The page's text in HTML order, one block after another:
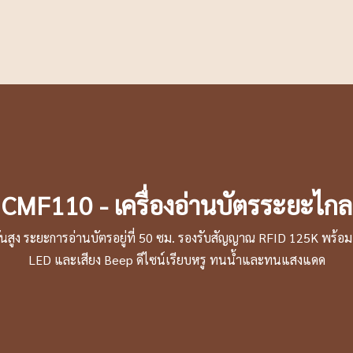
CMF110 - เครื่องอ่านบัตรระยะไกล
สูง ระยะการอ่านบัตรอยู่ที่ 50 ซม. รองรับสัญญาณ RFID 125K พร้อ
LED และเสียง Beep ดีไซน์เรียบหรู ทนน้ำและทนแสงแดด